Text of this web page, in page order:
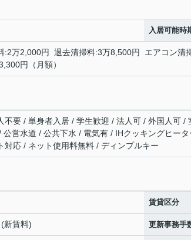
入居可能時
:2万2,000円 退去清掃料:3万8,500円 エアコン
円（月額）
不要 / 単身者入居 / 学生歓迎 / 法人可 / 外国人可
公営水道 / 公共下水 / 電気有 / IHクッキングヒー
対応 / ネット使用料無料 / ディンプルキー
賃貸区分
新賃料) 更新事務手